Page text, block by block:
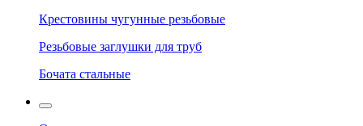
Крестовины чугунные резьбовые
Резьбовые заглушки для труб
Бочата стальные